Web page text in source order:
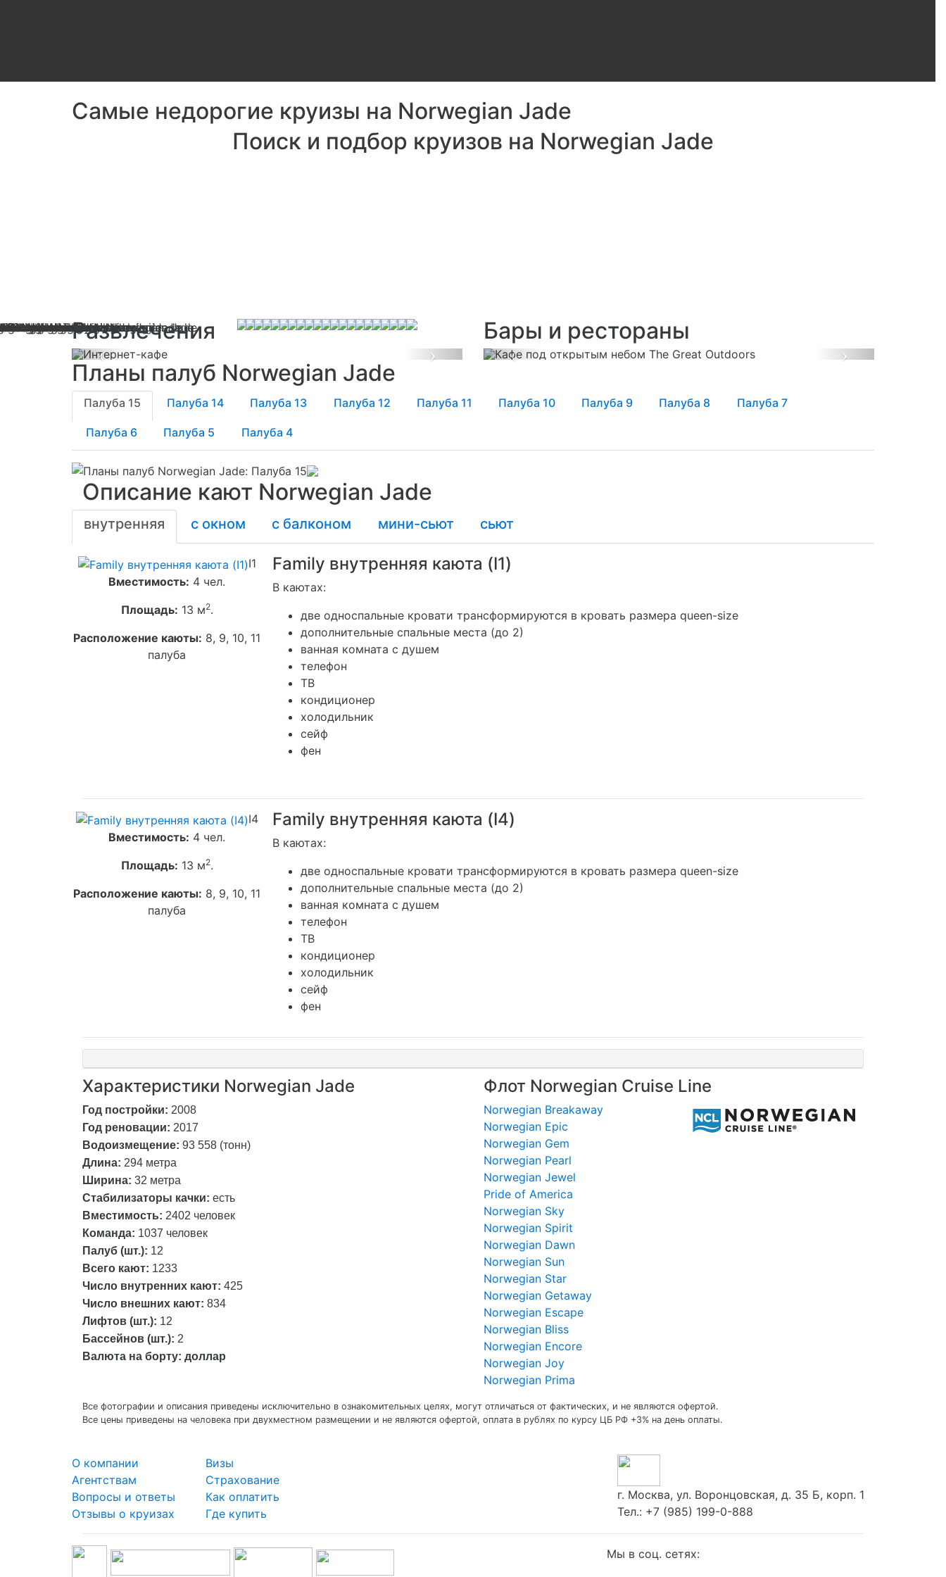
Самые недорогие круизы на Norwegian Jade
Поиск и подбор круизов на Norwegian Jade
Развлечения
Previous Next
Бары и рестораны
Кафе под открытым
Previous Next
Планы палуб Norwegian Jade
Палуба 15 Палуба 14 Палуба 13 Палуба 12 Палуба 11 Палуба 10 Палуба 9 Палуба 8 Палуба 7
Палуба 6 Палуба 5 Палуба 4
Описание кают Norwegian Jade
внутренняя с окном с балконом мини-сьют сьют
I1
Вместимость: 4 чел.
Площадь: 13 м2.
Расположение каюты: 8, 9, 10, 11
палуба
Family внутренняя каюта (I1)
В каютах:
две односпальные кровати трансформируются в кровать размера queen-size
дополнительные спальные места (до 2)
ванная комната с душем
телефон
ТВ
кондиционер
холодильник
сейф
фен
I4
Вместимость: 4 чел.
Площадь: 13 м2.
Расположение каюты: 8, 9, 10, 11
палуба
Family внутренняя каюта (I4)
В каютах:
две односпальные кровати трансформируются в кровать размера queen-size
дополнительные спальные места (до 2)
ванная комната с душем
телефон
ТВ
кондиционер
холодильник
сейф
фен
Характеристики Norwegian Jade
Год постройки: 2008
Год реновации: 2017
Водоизмещение: 93 558 (тонн)
Длина: 294 метра
Ширина: 32 метра
Стабилизаторы качки: есть
Вместимость: 2402 человек
Команда: 1037 человек
Палуб (шт.): 12
Всего кают: 1233
Число внутренних кают: 425
Число внешних кают: 834
Лифтов (шт.): 12
Бассейнов (шт.): 2
Валюта на борту: доллар
Флот Norwegian Cruise Line
Norwegian Breakaway
Norwegian Epic
Norwegian Gem
Norwegian Pearl
Norwegian Jewel
Pride of America
Norwegian Sky
Norwegian Spirit
Norwegian Dawn
Norwegian Sun
Norwegian Star
Norwegian Getaway
Norwegian Escape
Norwegian Bliss
Norwegian Encore
Norwegian Joy
Norwegian Prima
Все фотографии и описания приведены исключительно в ознакомительных целях, могут отличаться от фактических, и не являются офертой.
Все цены приведены на человека при двухместном размещении и не являются офертой, оплата в рублях по курсу ЦБ РФ +3% на день оплаты.
О компании
Агентствам
Вопросы и ответы
Отзывы о круизах
Визы
Страхование
Как оплатить
Где купить
г. Москва, ул. Воронцовская, д. 35 Б, корп. 1
Тел.: +7 (985) 199-0-888
Мы в соц. сетях: